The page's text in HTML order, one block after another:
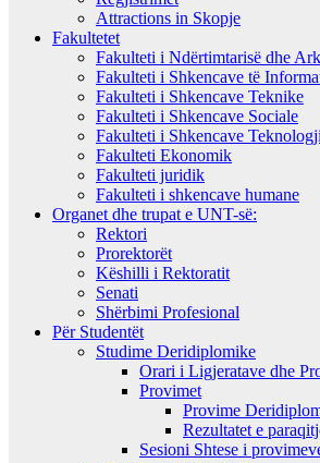
Attractions in Skopje
Fakultetet
Fakulteti i Ndërtimtarisë dhe
Fakulteti i Shkencave të
Fakulteti i Shkencave Teknike
Fakulteti i Shkencave Sociale
Fakulteti i Shkencave
Fakulteti Ekonomik
Fakulteti juridik
Fakulteti i shkencave humane
Organet dhe trupat e UNT-së:
Rektori
Prorektorët
Këshilli i Rektoratit
Senati
Shërbimi Profesional
Për Studentët
Studime Deridiplomike
Orari i Ligjeratave dhe
Provimet
Provime
Rezultatet e
Sesioni Shtese i